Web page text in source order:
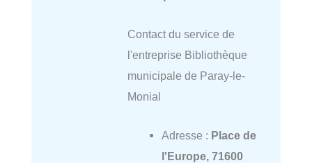
Contact du service de
l'entreprise Bibliothèque
municipale de Paray-le-
Monial
Adresse : Place de
l'Europe, 71600